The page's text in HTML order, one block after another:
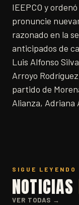
IEEPCO y
pronuncie
razonado en la
anticipados de
Luis Alfonso
Arroyo
partido de
Alianza, Adriana
SIGUE LEYENDO
NOTICIAS
VER TODAS →